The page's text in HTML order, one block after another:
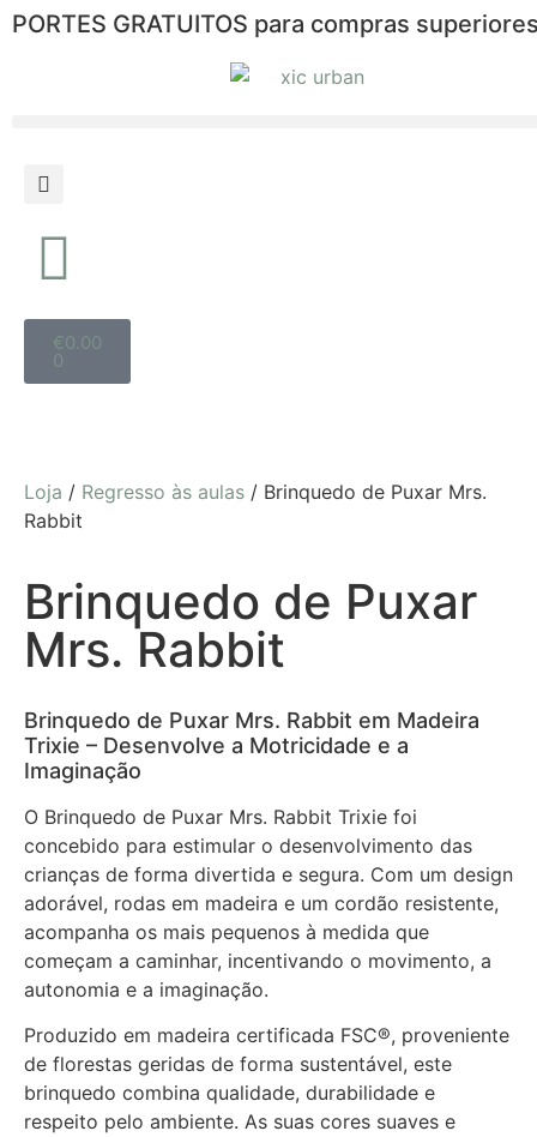
PORTES GRATUITOS para compras
€0.00
0
Loja / Regresso às aulas / Brinquedo de Puxar Mrs.
Rabbit
Brinquedo de Puxar
Mrs. Rabbit
Brinquedo de Puxar Mrs. Rabbit em Madeira
Trixie – Desenvolve a Motricidade e a
Imaginação
O Brinquedo de Puxar Mrs. Rabbit Trixie foi
concebido para estimular o desenvolvimento das
crianças de forma divertida e segura. Com um design
adorável, rodas em madeira e um cordão resistente,
acompanha os mais pequenos à medida que
começam a caminhar, incentivando o movimento, a
autonomia e a imaginação.
Produzido em madeira certificada FSC®, proveniente
de florestas geridas de forma sustentável, este
brinquedo combina qualidade, durabilidade e
respeito pelo ambiente. As suas cores suaves e